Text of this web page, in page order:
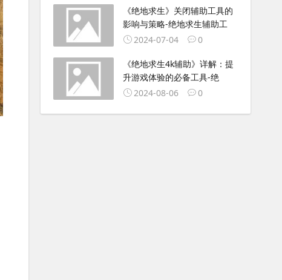
《绝地求生》关闭辅助工具的
影响与策略-绝地求生辅助工
2024-07-04
0
《绝地求生4k辅助》详解：提
升游戏体验的必备工具-绝
2024-08-06
0